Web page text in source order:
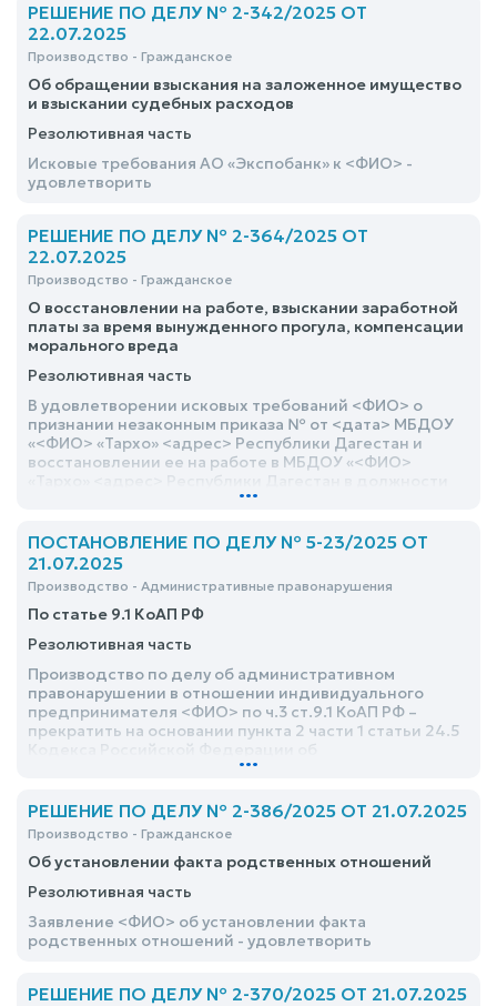
РЕШЕНИЕ ПО ДЕЛУ № 2-342/2025 ОТ
22.07.2025
Производство - Гражданское
Об обращении взыскания на заложенное имущество
и взыскании судебных расходов
Резолютивная часть
Исковые требования АО «Экспобанк» к <ФИО> -
удовлетворить
РЕШЕНИЕ ПО ДЕЛУ № 2-364/2025 ОТ
22.07.2025
Производство - Гражданское
О восстановлении на работе, взыскании заработной
платы за время вынужденного прогула, компенсации
морального вреда
Резолютивная часть
В удовлетворении исковых требований <ФИО> о
признании незаконным приказа № от <дата> МБДОУ
«<ФИО> «Тархо» <адрес> Республики Дагестан и
восстановлении ее на работе в МБДОУ «<ФИО>
воспитателя с <дата>, взыскании с МБДОУ «<ФИО>
<ФИО> заработную плату за весь период
вынужденного прогула с <дата> по день
восстановления на работе и компенсацию
морального вреда в размере 300 000 рублей –
отказать
...
ПОСТАНОВЛЕНИЕ ПО ДЕЛУ № 5-23/2025 ОТ
21.07.2025
Производство - Административные правонарушения
По статье 9.1 КоАП РФ
Резолютивная часть
Производство по делу об административном
правонарушении в отношении индивидуального
предпринимателя <ФИО> по ч.3 ст.9.1 КоАП РФ –
прекратить на основании пункта 2 части 1 статьи 24.5
Кодекса Российской Федерации об
административных правонарушениях
...
РЕШЕНИЕ ПО ДЕЛУ № 2-386/2025 ОТ 21.07.2025
Производство - Гражданское
Об установлении факта родственных отношений
Резолютивная часть
Заявление <ФИО> об установлении факта
родственных отношений - удовлетворить
РЕШЕНИЕ ПО ДЕЛУ № 2-370/2025 ОТ 21.07.2025